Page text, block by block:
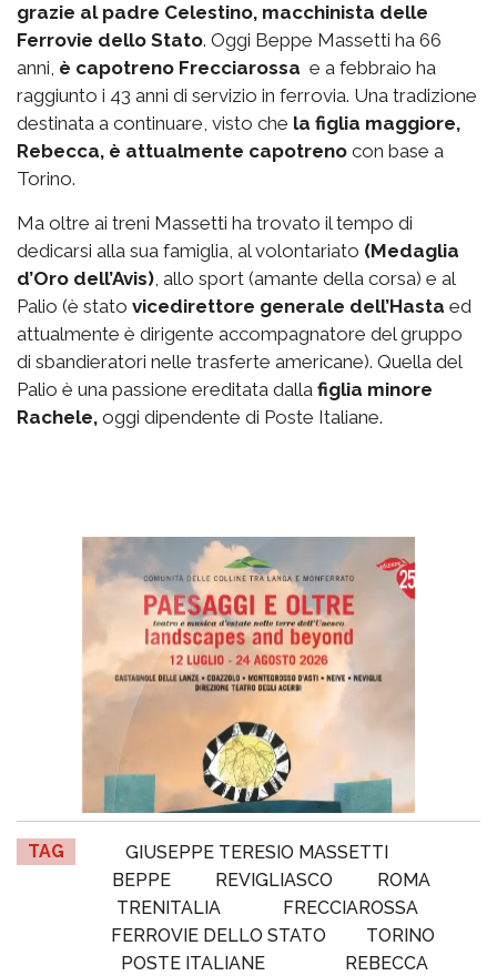
grazie al padre Celestino, macchinista delle
Ferrovie dello Stato. Oggi Beppe Massetti ha 66
anni, è capotreno Frecciarossa e a febbraio ha
raggiunto i 43 anni di servizio in ferrovia. Una tradizione
destinata a continuare, visto che la figlia maggiore,
Rebecca, è attualmente capotreno con base a
Torino.
Ma oltre ai treni Massetti ha trovato il tempo di
dedicarsi alla sua famiglia, al volontariato (Medaglia
d’Oro dell’Avis), allo sport (amante della corsa) e al
Palio (è stato vicedirettore generale dell’Hasta ed
attualmente è dirigente accompagnatore del gruppo
di sbandieratori nelle trasferte americane). Quella del
Palio è una passione ereditata dalla figlia minore
Rachele, oggi dipendente di Poste Italiane.
TAG
GIUSEPPE TERESIO MASSETTI
BEPPE
REVIGLIASCO
ROMA
TRENITALIA
FRECCIAROSSA
FERROVIE DELLO STATO
TORINO
POSTE ITALIANE
REBECCA